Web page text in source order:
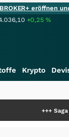
eröffnen
+0,25%
Krypto
Saga bei 0,53